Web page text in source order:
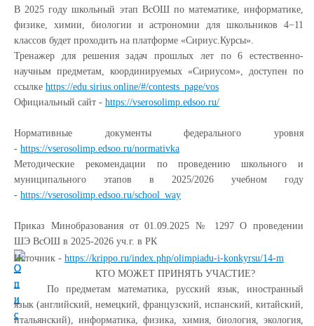
В 2025 году школьный этап ВсОШ по математике, информатике,
физике, химии, биологии и астрономии для школьников 4−11
классов будет проходить на платформе «Сириус.Курсы».
Тренажер для решения задач прошлых лет по 6 естественно-
научным предметам, координируемых «Сириусом», доступен по
ссылке https://edu.sirius.online/#/contests_page/vos
Официальный сайт - https://vserosolimp.edsoo.ru/
Нормативные документы федерального уровня
- https://vserosolimp.edsoo.ru/normativka
Методические рекомендации по проведению школьного и
муниципального этапов в 2025/2026 учебном году
- https://vserosolimp.edsoo.ru/school_way
Приказ Минобразования от01.09.2025 № 1297 О проведении
ШЭ ВсОШ в 2025-2026 уч.г. в РК
Источник - https://krippo.ru/index.php/olimpiadu-i-konkyrsu/14-m
КТО МОЖЕТ ПРИНЯТЬ УЧАСТИЕ?
По предметам математика, русский язык, иностранный
язык (английский, немецкий, французский, испанский, китайский,
итальянский), информатика, физика, химия, биология, экология,